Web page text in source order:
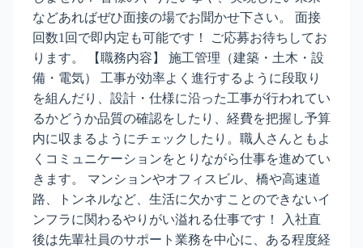
などあればぜひ面接の場でお聞かせ下さい。 面接
回数1回で即内定も可能です！ ご応募お待ちしてお
ります。 【職務内容】 施工管理（建築・土木・設
備・電気） 工事が効率よく進行するように段取り
を組んだり、設計・仕様に沿った工事が行われてい
るかどうか品質の確認をしたり、経費を把握し予算
内に収まるようにチェックしたり。職人さんともよ
くコミュニケーションをとりながら仕事を進めてい
きます。 マンションやオフィスビル、橋や高速道
路、トンネルなど、生活に欠かすことのできないイ
ンフラに関わるやりがい溢れる仕事です！ 入社直
後は先輩社員のサポート業務を中心に、ある程度経